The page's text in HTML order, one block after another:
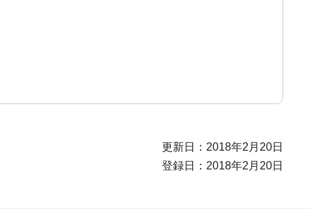
更新日：2018年2月20日
登録日：2018年2月20日